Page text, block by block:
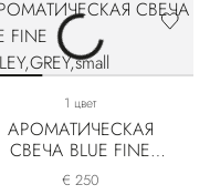
1 цвет
АРОМАТИЧЕСКАЯ
СВЕЧА BLUE FINE
PAISLEY
€ 250